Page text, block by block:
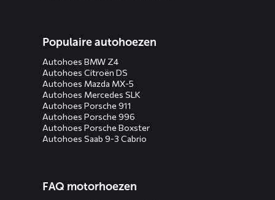
Populaire autohoezen
Autohoes BMW Z4
Autohoes Citroën DS
Autohoes Mazda MX-5
Autohoes Mercedes SLK
Autohoes Porsche 911
Autohoes Porsche 996
Autohoes Porsche Boxster
Autohoes Saab 9-3 Cabrio
FAQ motorhoezen